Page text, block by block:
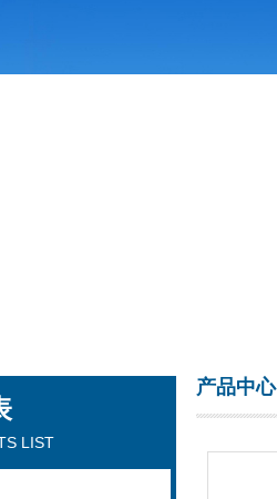
LIST
产品中心